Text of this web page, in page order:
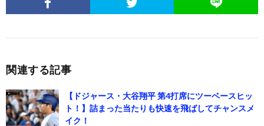
関連する記事
【ドジャース・大谷翔平 第4打席にツーベースヒッ
ト！】詰まった当たりも快速を飛ばしてチャンスメ
イク！